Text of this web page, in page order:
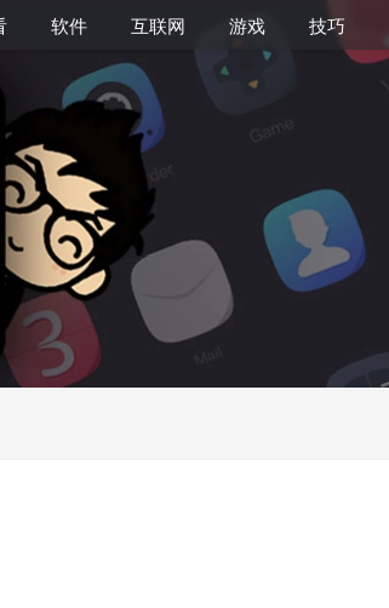
软件 互联网 游戏 技巧